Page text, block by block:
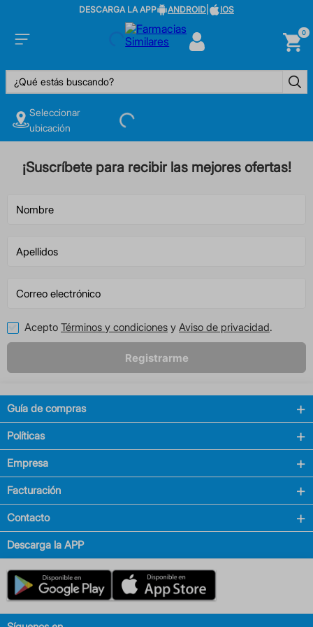
DESCARGA LA APP ANDROID IOS
0
¿Qué estás buscando?
Seleccionar
ubicación
¡Suscríbete para recibir las mejores ofertas!
Acepto Términos y condiciones y Aviso de privacidad.
Registrarme
Guía de compras
Políticas
Empresa
Facturación
Contacto
Descarga la APP